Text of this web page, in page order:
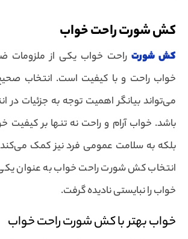
کش شورت راحت خواب
کش شورت راحت خواب یکی از ملزومات
خواب راحت و با کیفیت است. انتخاب
می‌تواند بیانگر اهمیت توجه به جزئیات در
باشد. خواب آرام و راحت نه تنها بر کیفیت
بلکه به سلامت عمومی فرد نیز کمک می‌کند.
انتخاب کش شورت راحت خواب به عنوان یکی
خواب را نبایستی نادیده گرفت.
خواب بهتر با کش شورت راحت خواب